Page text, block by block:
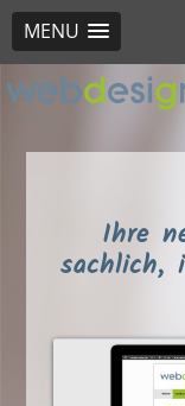
MENU
Ihre
sachlich,